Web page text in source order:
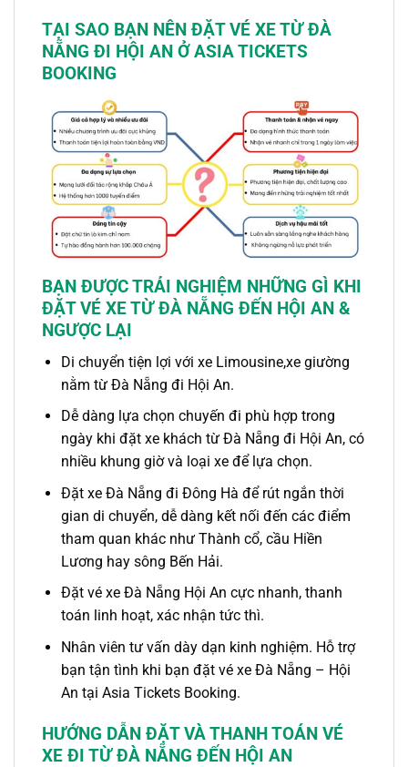
TẠI SAO BẠN NÊN ĐẶTVÉ XETỪ ĐÀ
NẴNG ĐI HỘI AN Ở ASIA TICKETS
BOOKING
BẠN ĐƯỢC TRẢI NGHIỆM NHỮNG GÌ KHI
ĐẶTVÉ XE TỪ ĐÀ NẴNG ĐẾN HỘI AN &
NGƯỢC LẠI
Di chuyển tiện lợi với xe Limousine,xe giường
nằm từ Đà Nẵng đi Hội An.
Dễ dàng lựa chọn chuyến đi phù hợp trong
ngày khi đặtxe khách từĐà Nẵng đi Hội An, có
nhiều khung giờ và loại xe để lựa chọn.
Đặt xe Đà Nẵng đi Đông Hà để rút ngắn thời
gian di chuyển, dễ dàng kết nối đến các điểm
tham quan khác như Thành cổ, cầu Hiền
Lương hay sông Bến Hải.
Đặt vé xe Đà Nẵng Hội An cực nhanh, thanh
toán linh hoạt, xác nhận tức thì.
Nhân viên tư vấn dày dạn kinh nghiệm. Hỗ trợ
bạn tận tình khi bạn đặt vé xe Đà Nẵng – Hội
An tại Asia Tickets Booking.
HƯỚNG DẪN ĐẶT VÀ THANH TOÁN VÉ
XE ĐI TỪ ĐÀ NẴNG ĐẾN HỘI AN